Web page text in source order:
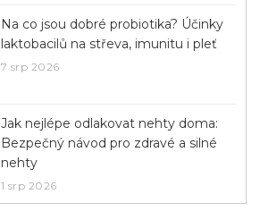
Na co jsou dobré probiotika? Účinky
laktobacilů na střeva, imunitu i pleť
7 srp 2026
Jak nejlépe odlakovat nehty doma:
Bezpečný návod pro zdravé a silné
nehty
1 srp 2026